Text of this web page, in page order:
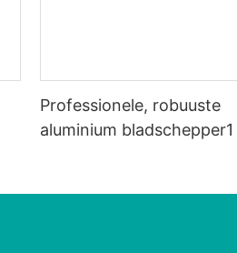
Professionele, robuuste
aluminium bladschepper1